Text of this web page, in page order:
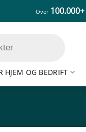
Over 100.000+
HJEM OG BEDRIFT